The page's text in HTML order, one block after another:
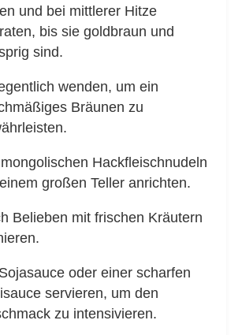
und bei mittlerer Hitze
bis sie goldbraun und
sind.
wenden, um ein
Bräunen zu
Hackfleischnudeln
großen Teller anrichten.
Belieben mit frischen Kräutern
oder einer scharfen
servieren, um den
zu intensivieren.